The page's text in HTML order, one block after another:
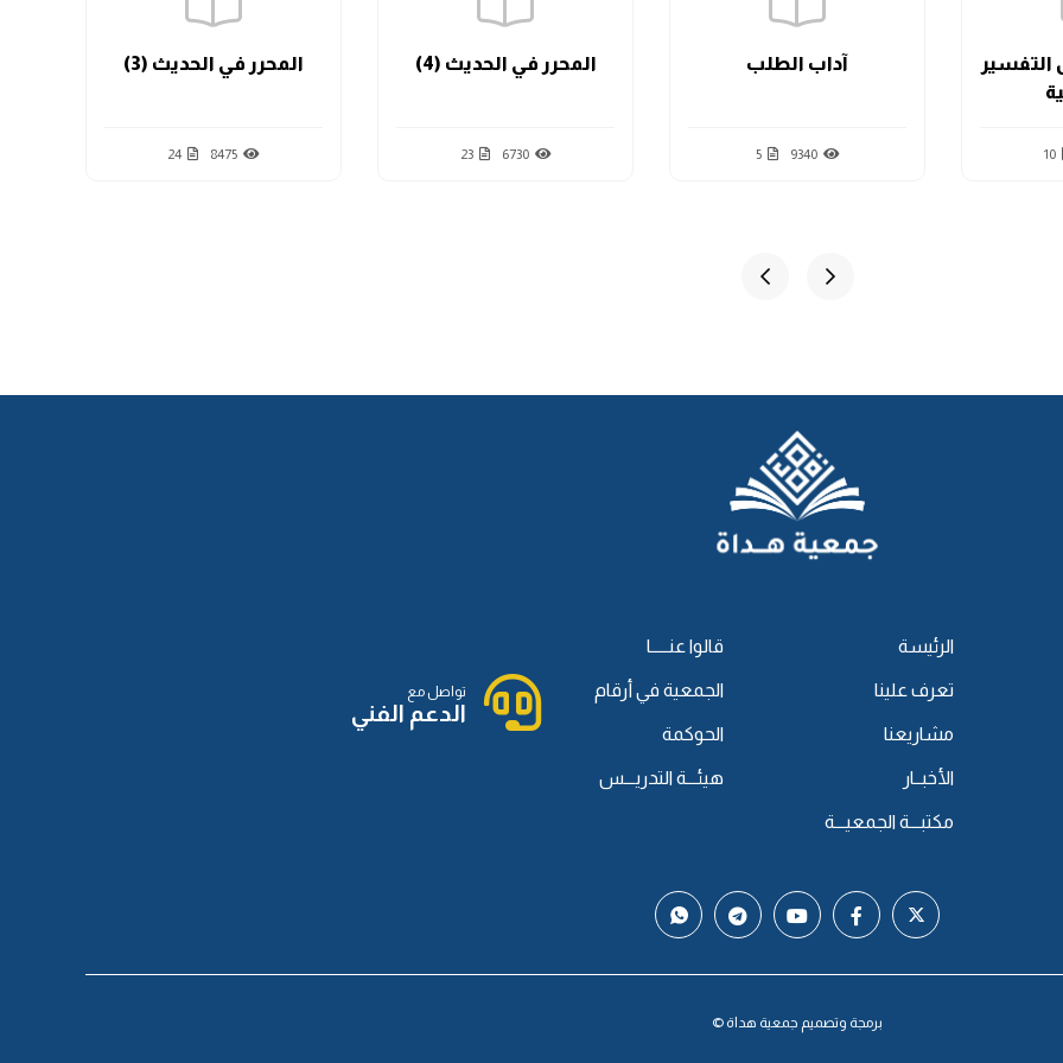
10
آداب الطلب
9340
5
المحرر في الحديث (4)
6730
23
المحرر في الحديث (3)
8475
24
الرئيسة
تعرف علينا
مشاريعنا
الأخبــار
مكتبـــة الجمعيـــة
قالوا عنـــــا
الجمعية في أرقام
الحوكمة
هيئـــة التدريـــس
تواصل مع
الدعم الفني
برمجة وتصميم جمعية هداة ©